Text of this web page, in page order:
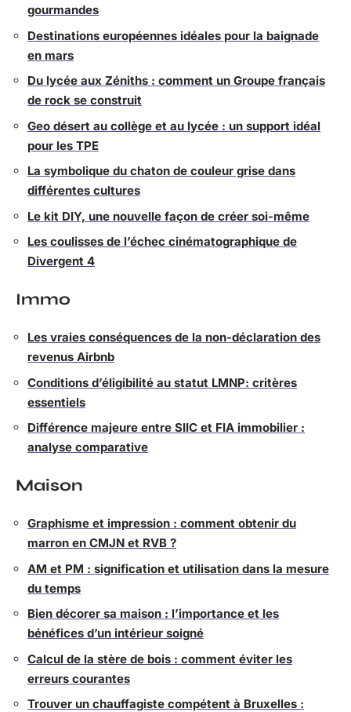
gourmandes
Destinations européennes idéales pour la baignade
en mars
Du lycée aux Zéniths : comment un Groupe français
de rock se construit
Geo désert au collège et au lycée : un support idéal
pour les TPE
La symbolique du chaton de couleur grise dans
différentes cultures
Le kit DIY, une nouvelle façon de créer soi-même
Les coulisses de l’échec cinématographique de
Divergent 4
Immo
Les vraies conséquences de la non-déclaration des
revenus Airbnb
Conditions d’éligibilité au statut LMNP: critères
essentiels
Différence majeure entre SIIC et FIA immobilier :
analyse comparative
Maison
Graphisme et impression : comment obtenir du
marron en CMJN et RVB ?
AM et PM : signification et utilisation dans la mesure
du temps
Bien décorer sa maison : l’importance et les
bénéfices d’un intérieur soigné
Calcul de la stère de bois : comment éviter les
erreurs courantes
Trouver un chauffagiste compétent à Bruxelles :